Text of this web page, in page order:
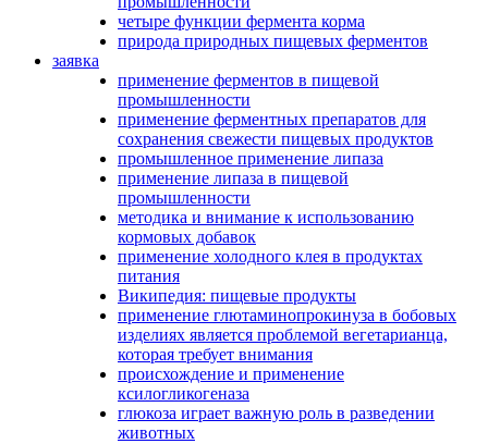
четыре функции фермента корма
природа природных пищевых ферментов
заявка
применение ферментов в пищевой
промышленности
применение ферментных препаратов для
сохранения свежести пищевых продуктов
промышленное применение липаза
применение липаза в пищевой
промышленности
методика и внимание к использованию
кормовых добавок
применение холодного клея в продуктах
питания
Википедия: пищевые продукты
применение глютаминопрокинуза в бобовых
изделиях является проблемой вегетарианца,
которая требует внимания
происхождение и применение
ксилогликогеназа
глюкоза играет важную роль в разведении
животных